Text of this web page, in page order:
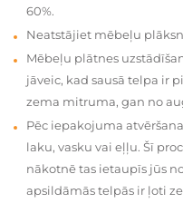
60%.
Neatstājiet mēbeļu
Mēbeļu plātnes
jāveic, kad sausā telpa ir
zema mitruma, gan no
Pēc iepakojuma
laku, vasku vai eļļu. Šī
nākotnē tas ietaupīs jūs
apsildāmās telpās ir ļoti